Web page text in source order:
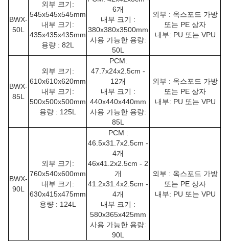
BWX-
50L
외부 크기:
545x545x545mm
내부 크기:
435x435x435mm
용량 : 82L
6개
내부 크기 :
380x380x3500mm
사용 가능한 용량:
50L
외부 : 옥스포드 가방
또는 PE 상자
내부: PU 또는 VPU
BWX-
85L
외부 크기:
610x610x620mm
내부 크기:
500x500x500mm
용량 : 125L
PCM:
47.7x24x2.5cm -
12개
내부 크기 :
440x440x440mm
사용 가능한 용량:
85L
외부 : 옥스포드 가방
또는 PE 상자
내부: PU 또는 VPU
BWX-
90L
외부 크기:
760x540x600mm
내부 크기:
630x415x475mm
용량 : 124L
PCM :
46.5x31.7x2.5cm -
4개
46x41.2x2.5cm - 2
개
41.2x31.4x2.5cm -
4개
내부 크기 :
580x365x425mm
사용 가능한 용량:
90L
외부 : 옥스포드 가방
또는 PE 상자
내부: PU 또는 VPU